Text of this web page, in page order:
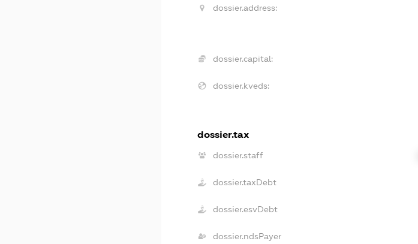
dossier.address:
dossier.capital:
dossier.kveds:
dossier.tax
dossier.staff
dossier.taxDebt
dossier.esvDebt
dossier.ndsPayer